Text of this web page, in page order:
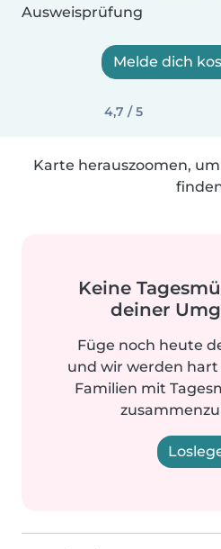
Ausweisprüfung
Melde dich
4,7 / 5
Karte herauszoomen,
Keine
deiner
Füge noch heute
und wir werden
Familien mit